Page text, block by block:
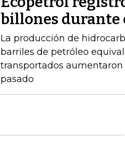
billones durante
La producción de
barriles de petróleo
transportados
pasado